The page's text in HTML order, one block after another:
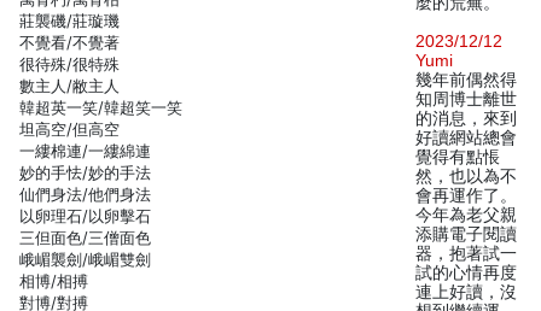
莊襲磯/莊璇璣
不覺看/不覺著
很待殊/很特殊
數主人/敝主人
韓超英一笑/韓超笑一笑
坦高空/但高空
一縷棉連/一縷綿連
妙的手怯/妙的手法
仙們身法/他們身法
以卵理石/以卵擊石
三但面色/三僧面色
峨嵋襲劍/峨嵋雙劍
相博/相搏
對博/對搏
2023/12/12
Yumi
幾年前偶然得
知周博士離世
的消息，來到
好讀網站總會
覺得有點悵
然，也以為不
會再運作了。
今年為老父親
添購電子閱讀
器，抱著試一
試的心情再度
連上好讀，沒